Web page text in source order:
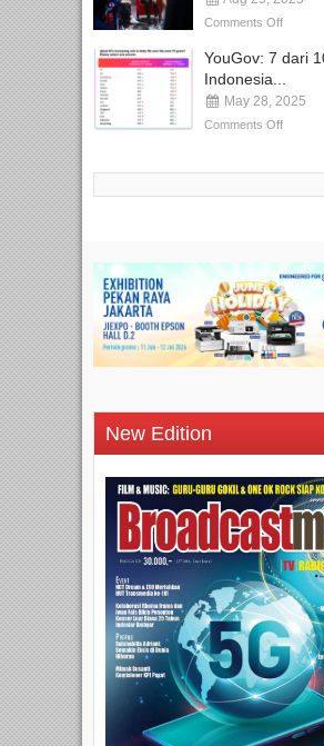
Comments Off
YouGov: 7 dari
Indonesia...
May 28, 2025
Comments Off
New Edition